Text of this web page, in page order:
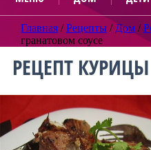
Главная /Рецепты / Дом /
гранатовом соусе
РЕЦЕПТ